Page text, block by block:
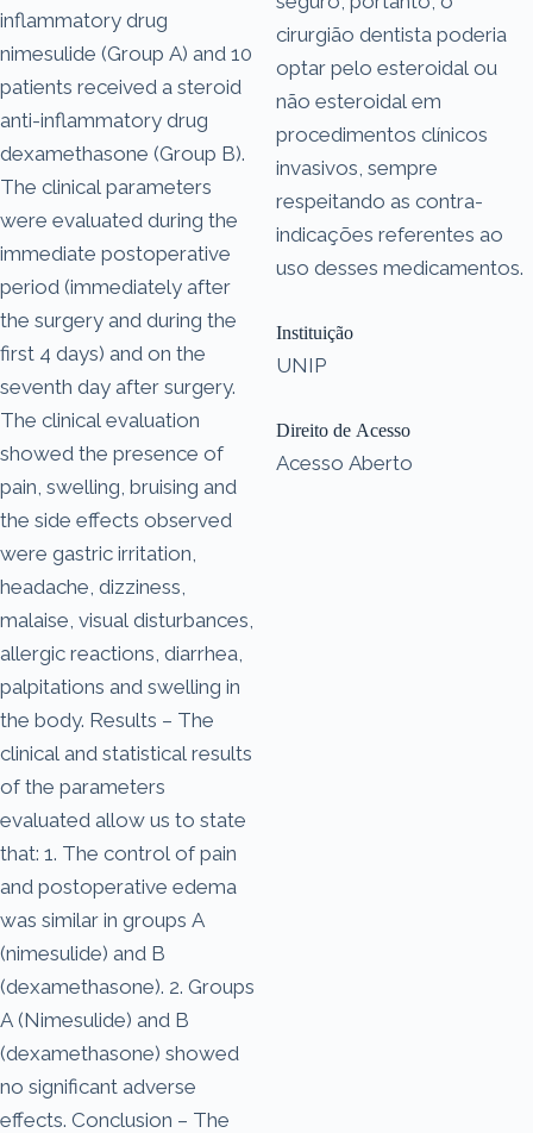
inflammatory drug
nimesulide (Group A) and 10
patients received a steroid
anti-inflammatory drug
dexamethasone (Group B).
The clinical parameters
were evaluated during the
immediate postoperative
period (immediately after
the surgery and during the
first 4 days) and on the
seventh day after surgery.
The clinical evaluation
showed the presence of
pain, swelling, bruising and
the side effects observed
were gastric irritation,
headache, dizziness,
malaise, visual disturbances,
allergic reactions, diarrhea,
palpitations and swelling in
the body. Results – The
clinical and statistical results
of the parameters
evaluated allow us to state
that: 1. The control of pain
and postoperative edema
was similar in groups A
(nimesulide) and B
(dexamethasone). 2. Groups
A (Nimesulide) and B
(dexamethasone) showed
no significant adverse
effects. Conclusion – The
cirurgião dentista poderia
optar pelo esteroidal ou
não esteroidal em
procedimentos clínicos
invasivos, sempre
respeitando as contra-
indicações referentes ao
uso desses medicamentos.
Instituição
UNIP
Direito de Acesso
Acesso Aberto